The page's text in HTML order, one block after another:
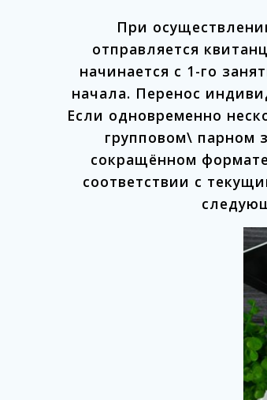
При
отправляется
начинается с 1-го
начала. Перенос
Если одновременно
групповом\ парном
сокращённом
соответствии с